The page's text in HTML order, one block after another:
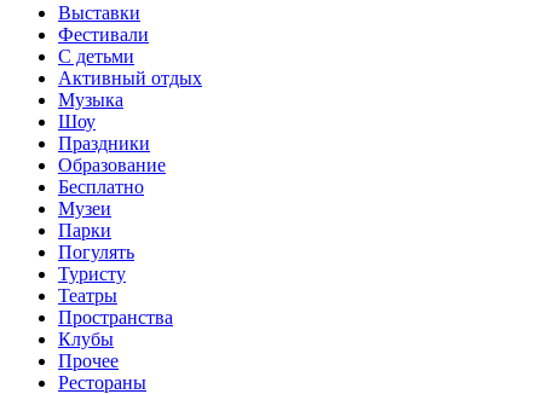
Выставки
Фестивали
С детьми
Активный отдых
Музыка
Шоу
Праздники
Образование
Бесплатно
Музеи
Парки
Погулять
Туристу
Театры
Пространства
Клубы
Прочее
Рестораны